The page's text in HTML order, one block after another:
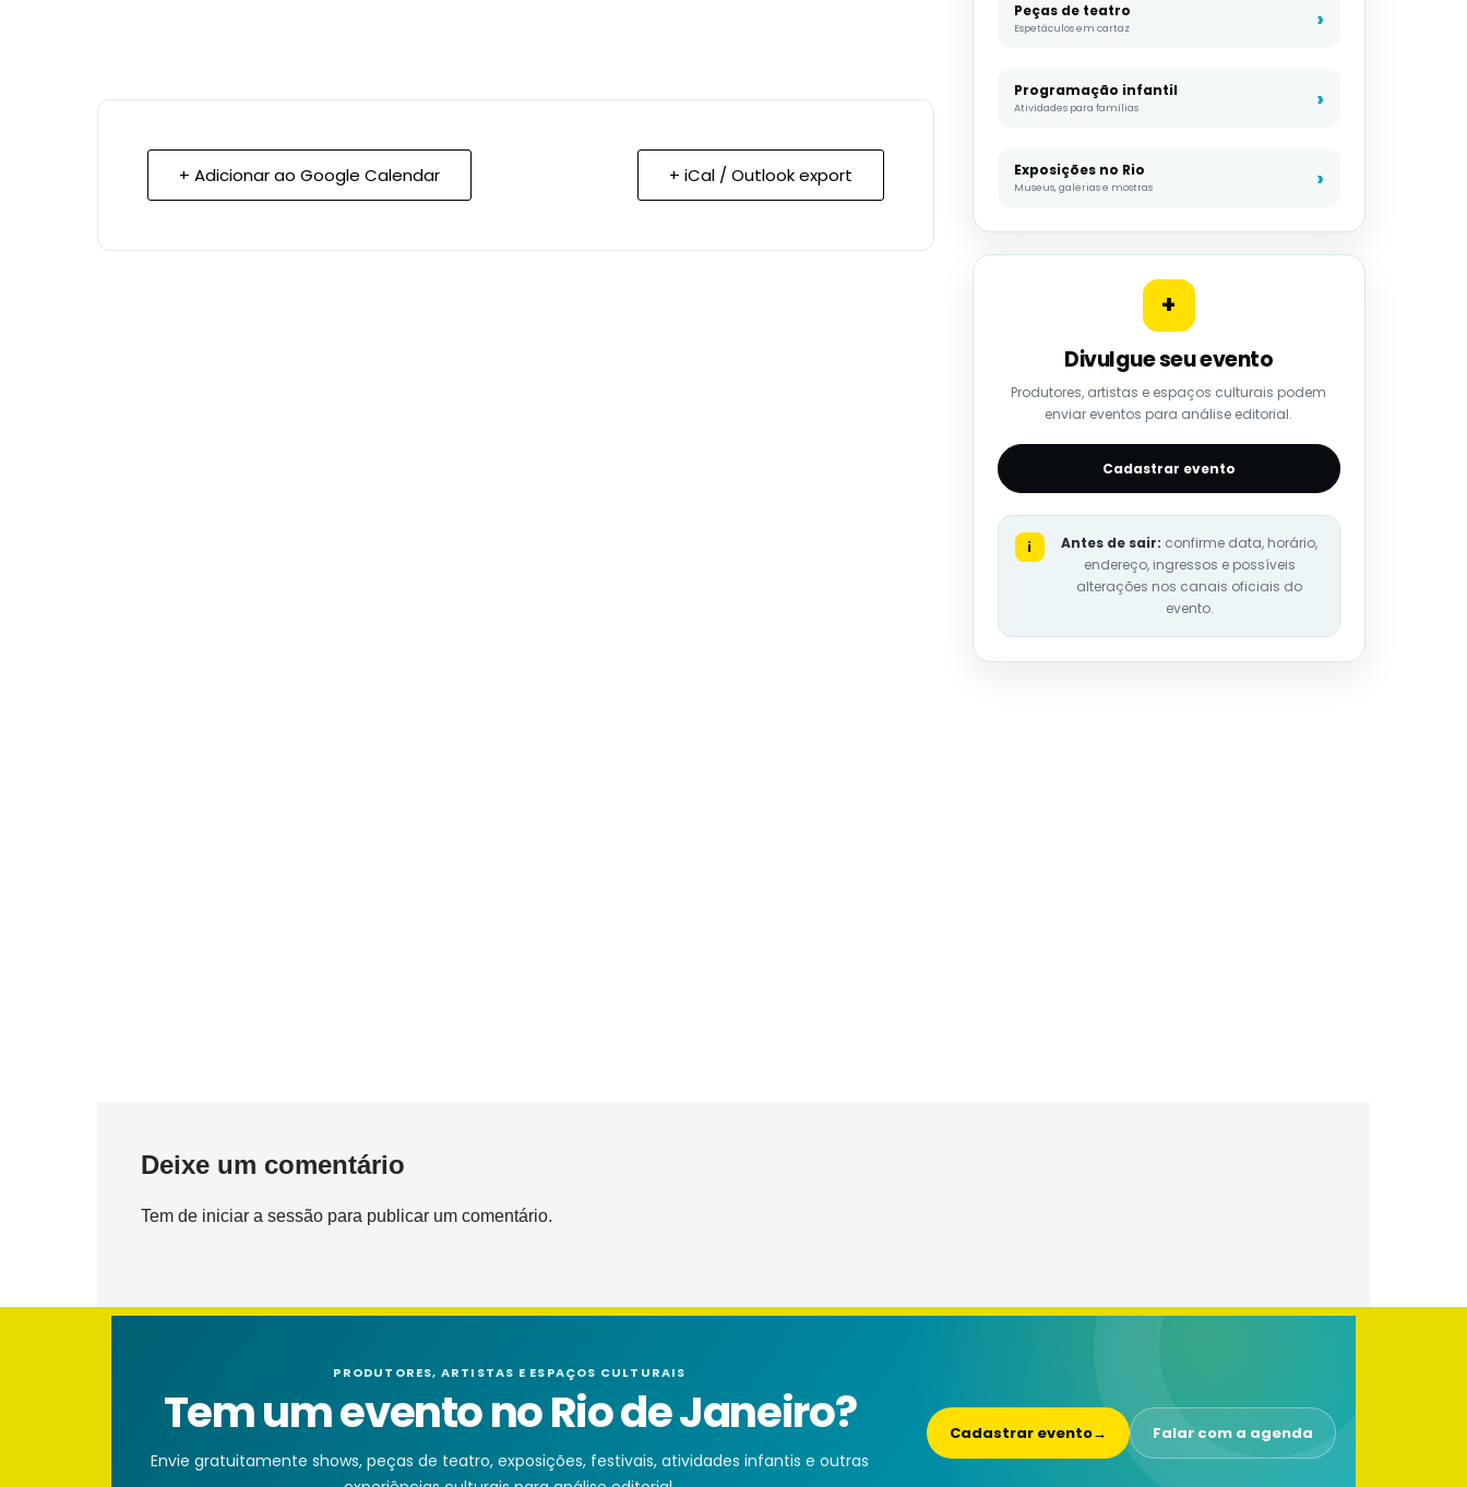
+ Adicionar ao Google Calendar + iCal / Outlook export
Peças de teatro
Espetáculos em cartaz
Programação infantil
Atividades para famílias
Exposições no Rio
Museus, galerias e mostras
+
Divulgue seu evento
Produtores, artistas e espaços culturais podem
enviar eventos para análise editorial.
Cadastrar evento
i Antes de sair: confirme data, horário,
endereço, ingressos e possíveis
alterações nos canais oficiais do
evento.
Deixe um comentário
Tem de iniciar a sessão para publicar um comentário.
PRODUTORES, ARTISTAS E ESPAÇOS CULTURAIS
Tem um evento no Rio de Janeiro?
Envie gratuitamente shows, peças de teatro, exposições, festivais, atividades infantis e outras
Cadastrar evento→ Falar com a agenda